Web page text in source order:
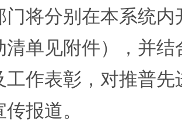
门将分别在本系统
清单见附件），并
工作表彰，对推普
报道。